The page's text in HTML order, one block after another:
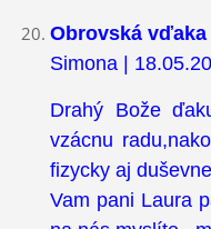
Obrovská vďaka
Simona |
Drahý Bože
vzácnu
fizycky aj
Vam pani Laura